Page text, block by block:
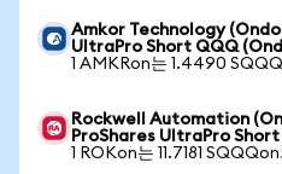
Amkor Technology
UltraPro Short QQQ
1 AMKRon는 1.4490
Rockwell Automation
ProShares UltraPro
1 ROKon는 11.7181